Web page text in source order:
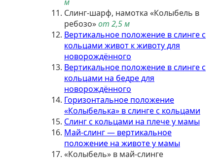
Слинг-шарф, намотка «Колыбель в
ребозо»от 2,5 м
Вертикальное положение в слинге с
кольцами живот к животу для
новорождённого
Вертикальное положение в слинге с
кольцами на бедре для
новорождённого
Горизонтальное положение
«Колыбелька» в слинге с кольцами
Слинг с кольцами на плече у мамы
Май-слинг — вертикальное
положение на животе у мамы
«Колыбель» в май-слинге